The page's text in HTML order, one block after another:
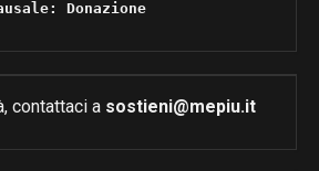
Donazione
contattaci a sostieni@mepiu.it